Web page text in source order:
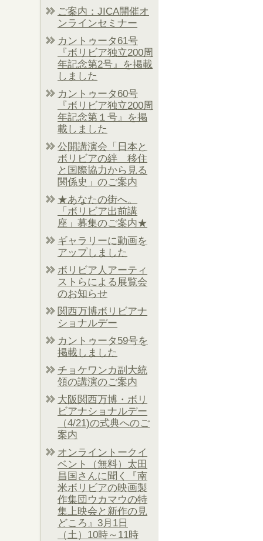
ご案内：JICA開催オ
ンラインセミナー
カントゥータ61号
『ボリビア独立200周
年記念第2号』を掲載
しました
カントゥータ60号
『ボリビア独立200周
年記念第１号』を掲
載しました
公開講演会「日本と
ボリビアの絆 移住
と国際協力から見る
関係史」のご案内
★あなたの街へ。
「ボリビア出前講
座」募集のご案内★
ギャラリーに動画を
アップしました
ボリビア人アーティ
ストらによる展覧会
のお知らせ
関西万博ボリビアナ
ショナルデー
カントゥータ59号を
掲載しました
チョケワンカ副大統
領の講演のご案内
大阪関西万博・ボリ
ビアナショナルデー
（4/21)の式典へのご
案内
オンライントークイ
ベント（無料）太田
昌国さんに聞く『南
米ボリビアの映画製
作集団ウカマウの特
集上映会と新作の見
どころ』3月1日
（土）10時～11時